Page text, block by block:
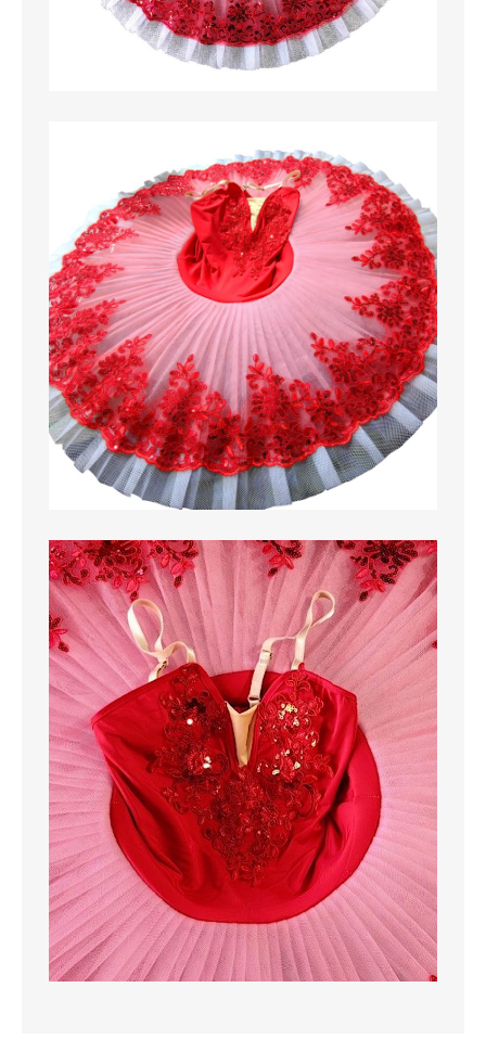
MAGLIETTE
TUTE E FELPE
UOMO
CAMICIE
CARNEVALE
DANZA
FELPE
PANTALONI
TUTTI I PRODOTTI
CONTATTACI